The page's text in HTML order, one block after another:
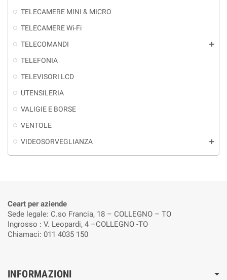
TELECAMERE MINI & MICRO
TELECAMERE Wi-Fi
TELECOMANDI
add
TELEFONIA
TELEVISORI LCD
UTENSILERIA
VALIGIE E BORSE
VENTOLE
VIDEOSORVEGLIANZA
add
Ceart per aziende
Sede legale: C.so Francia, 18 – COLLEGNO – TO
Ingrosso : V. Leopardi, 4 –COLLEGNO -TO
Chiamaci: 011 4035 150
INFORMAZIONI